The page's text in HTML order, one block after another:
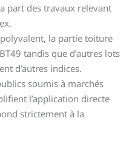
part des travaux relevant
la partie toiture
tandis que d’autres lots
d’autres indices.
soumis à marchés
l’application directe
strictement à la